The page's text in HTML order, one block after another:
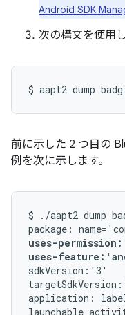
Android SDK
次の構文を使用
$ aapt2 dump
前に示した 2 つ目の
例を次に示します。
$ ./aapt2 dump
uses-
uses-
sdkVersion:'3'
application:
launchable